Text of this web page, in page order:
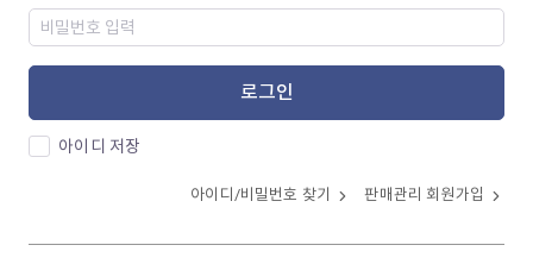
로그인
아이디 저장
아이디/비밀번호 찾기 판매관리 회원가입